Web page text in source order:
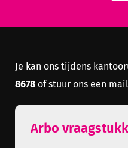
Je kan ons tijdens
8678 of stuur ons een
Arbo